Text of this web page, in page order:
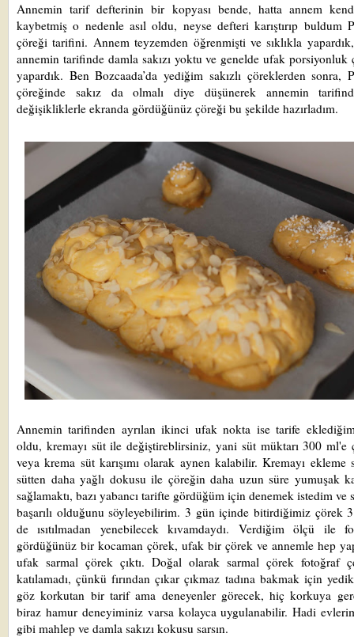
Annemin tarif defterinin bir kopyası bende, hatta annem
kaybetmiş o nedenle asıl oldu, neyse defteri karıştırıp buldum
çöreği tarifini. Annem teyzemden öğrenmişti ve sıklıkla
annemin tarifinde damla sakızı yoktu ve genelde ufak porsiyonluk
yapardık. Ben Bozcaada’da yediğim sakızlı çöreklerden sonra,
çöreğinde sakız da olmalı diye düşünerek annemin
değişikliklerle ekranda gördüğünüz çöreği bu şekilde hazırladım.
Annemin tarifinden ayrılan ikinci ufak nokta ise tarife
oldu, kremayı süt ile değiştireblirsiniz, yani süt müktarı 300 ml'e
veya krema süt karışımı olarak aynen kalabilir. Kremayı ekleme
sütten daha yağlı dokusu ile çöreğin daha uzun süre yumuşak
sağlamaktı, bazı yabancı tarifte gördüğüm için denemek istedim ve
başarılı olduğunu söyleyebilirim. 3 gün içinde bitirdiğimiz çörek
de ısıtılmadan yenebilecek kıvamdaydı. Verdiğim ölçü ile
gördüğünüz bir kocaman çörek, ufak bir çörek ve annemle hep
ufak sarmal çörek çıktı. Doğal olarak sarmal çörek fotoğraf
katılamadı, çünkü fırından çıkar çıkmaz tadına bakmak için
göz korkutan bir tarif ama deneyenler görecek, hiç korkuya
biraz hamur deneyiminiz varsa kolayca uygulanabilir. Hadi
gibi mahlep ve damla sakızı kokusu sarsın.